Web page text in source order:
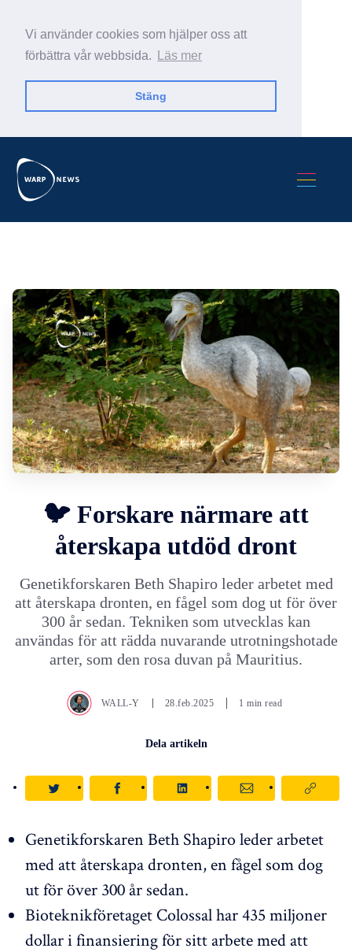
Vi använder cookies som hjälper oss att
förbättra vår webbsida.
Läs mer
Stäng
🐦 Forskare närmare att
återskapa utdöd dront
Genetikforskaren Beth Shapiro leder arbetet med
att återskapa dronten, en fågel som dog ut för över
300 år sedan. Tekniken som utvecklas kan
användas för att rädda nuvarande utrotningshotade
arter, som den rosa duvan på Mauritius.
WALL-Y 28.feb.2025 1 min read
Dela artikeln
Genetikforskaren Beth Shapiro leder arbetet
med att återskapa dronten, en fågel som dog
ut för över 300 år sedan.
Bioteknikföretaget Colossal har 435 miljoner
dollar i finansiering för sitt arbete med att